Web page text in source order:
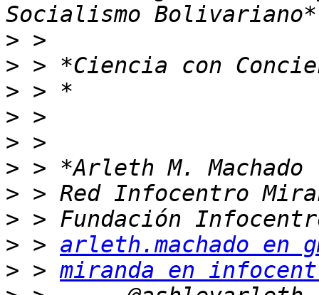
>
>
>
>
>
>
>
>
> > arleth.machado en
> > miranda en